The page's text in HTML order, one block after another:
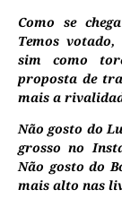
Como se
Temos
sim como
proposta de
mais a
Não gosto do
grosso no
Não gosto do
mais alto nas